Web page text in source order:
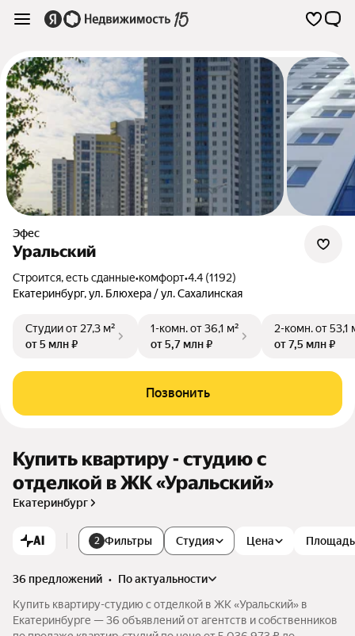
Эфес
Уральский
Строится, есть сданные•комфорт•4.4 (1192)
Екатеринбург,ул. Блюхера / ул. Сахалинская
Студииот 27,3 м²
от 5 млн ₽
1-комн.от 36,1 м²
от 5,7 млн ₽
2-комн.от 53,1
от 7,5 млн ₽
Позвонить
Купить квартиру - студию с
отделкой в ЖК «Уральский»
Екатеринбург
AI 2 Фильтры Студия Цена Площадь
36 предложений •
по актуальности
Купить квартиру-студию с отделкой в ЖК «Уральский» в
Екатеринбурге — 36 объявлений от агентств и собственников